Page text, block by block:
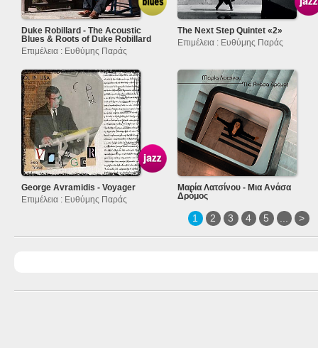
Duke Robillard - The Acoustic
Blues & Roots of Duke Robillard
Επιμέλεια : Ευθύμης Παράς
The Next Step Quintet «2»
Επιμέλεια : Ευθύμης Παράς
George Avramidis - Voyager
Επιμέλεια : Ευθύμης Παράς
Μαρία Λατσίνου - Μια Ανάσα
Δρόμος
1 2 3 4 5 ... >